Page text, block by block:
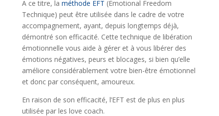
A ce titre, la méthode EFT (Emotional Freedom
Technique) peut être utilisée dans le cadre de votre
accompagnement, ayant, depuis longtemps déjà,
démontré son efficacité. Cette technique de libération
émotionnelle vous aide à gérer et à vous libérer des
émotions négatives, peurs et blocages, si bien qu’elle
améliore considérablement votre bien-être émotionnel
et donc par conséquent, amoureux.
En raison de son efficacité, l’EFT est de plus en plus
utilisée par les love coach.